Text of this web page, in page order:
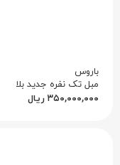
باروس
مبل تک نفره جدید بلا
۳۵۰,۰۰۰,۰۰۰ ریال